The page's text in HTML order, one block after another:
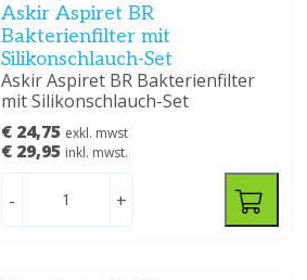
Askir Aspiret BR
Bakterienfilter mit
Silikonschlauch-Set
Askir Aspiret BR Bakterienfilter
mit Silikonschlauch-Set
€ 24,75 exkl. mwst
€ 29,95 inkl. mwst.
- +